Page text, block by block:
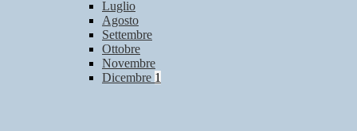
Luglio
Agosto
Settembre
Ottobre
Novembre
Dicembre 1